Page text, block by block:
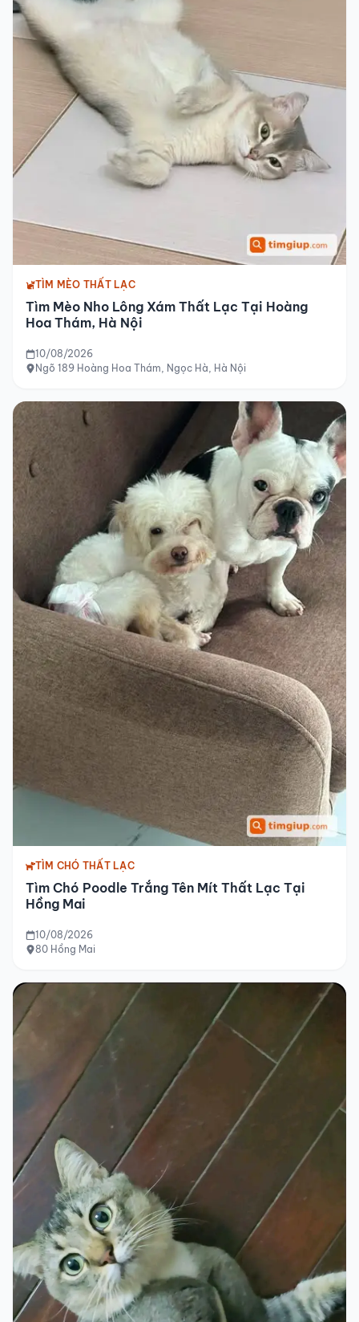
TÌM MÈO THẤT LẠC
Tìm Mèo Nho Lông Xám Thất Lạc Tại Hoàng
Hoa Thám, Hà Nội
10/08/2026
Ngõ 189 Hoàng Hoa Thám, Ngọc Hà, Hà Nội
TÌM CHÓ THẤT LẠC
Tìm Chó Poodle Trắng Tên Mít Thất Lạc Tại
Hồng Mai
10/08/2026
80 Hồng Mai